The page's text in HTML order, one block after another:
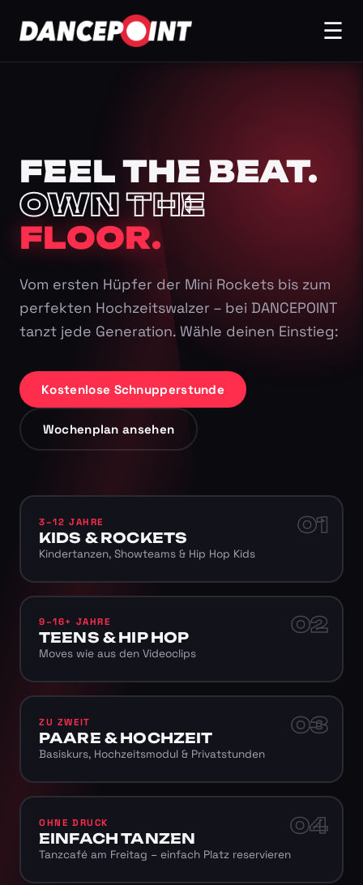
☰
FEEL THE BEAT.
OWN THE
FLOOR.
Vom ersten Hüpfer der Mini Rockets bis zum
perfekten Hochzeitswalzer – bei DANCEPOINT
tanzt jede Generation. Wähle deinen Einstieg:
Kostenlose Schnupperstunde
Wochenplan ansehen
01
3–12 JAHRE
KIDS & ROCKETS
Kindertanzen, Showteams & Hip Hop Kids
02
9–16+ JAHRE
TEENS & HIP HOP
Moves wie aus den Videoclips
03
ZU ZWEIT
PAARE & HOCHZEIT
Basiskurs, Hochzeitsmodul & Privatstunden
04
OHNE DRUCK
EINFACH TANZEN
Tanzcafé am Freitag – einfach Platz reservieren